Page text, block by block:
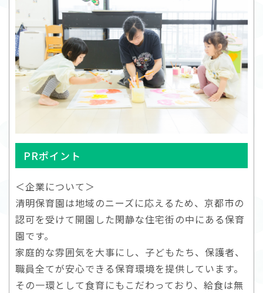
PRポイント
＜企業について＞
清明保育園は地域のニーズに応えるため、京都市の
認可を受けて開園した閑静な住宅街の中にある保育
園です。
家庭的な雰囲気を大事にし、子どもたち、保護者、
職員全てが安心できる保育環境を提供しています。
その一環として食育にもこだわっており、給食は無